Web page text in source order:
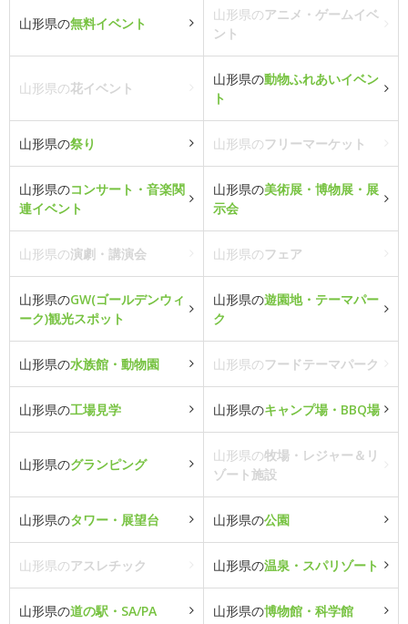
山形県の無料イベント
山形県のアニメ・ゲームイベ
ント
山形県の花イベント
山形県の動物ふれあいイベン
ト
山形県の祭り 山形県のフリーマーケット
山形県のコンサート・音楽関
連イベント
山形県の美術展・博物展・展
示会
山形県の演劇・講演会 山形県のフェア
山形県のGW(ゴールデンウィ
ーク)観光スポット
山形県の遊園地・テーマパー
ク
山形県の水族館・動物園 山形県のフードテーマパーク
山形県の工場見学 山形県のキャンプ場・BBQ場
山形県のグランピング
山形県の牧場・レジャー＆リ
ゾート施設
山形県のタワー・展望台 山形県の公園
山形県のアスレチック 山形県の温泉・スパリゾート
山形県の道の駅・SA/PA 山形県の博物館・科学館